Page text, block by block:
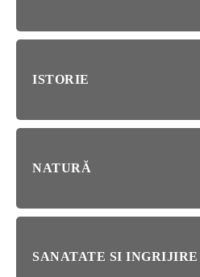
ISTORIE
NATURĂ
SANATATE SI INGRIJIRE